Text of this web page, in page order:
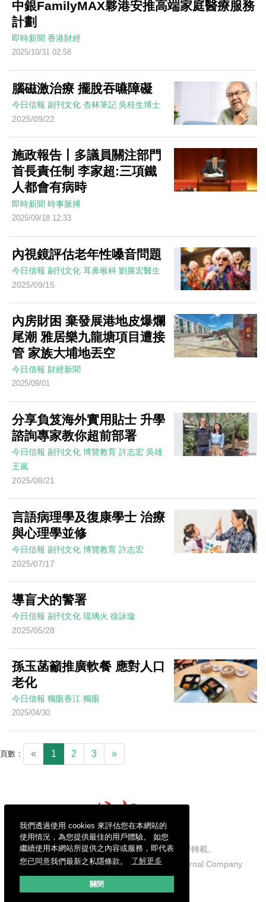
我們透過使用 cookies 來評估您在本網站的
使用情況，為您提供最佳的用戶體驗。 如您
繼續使用本網站所提供之內容或服務，即代表
您已同意我們最新之私隱條款。
了解更多
關閉
中銀FamilyMAX夥港安推高端家庭醫療服務
計劃
即時新聞 香港財經
2025/10/31 02:58
腦磁激治療 擺脫吞嚥障礙
今日信報 副刊文化 杏林筆記 吳桂生博士
2025/09/22
施政報告丨多議員關注部門
首長責任制 李家超:三項鐵
人都會有病時
即時新聞 時事脈搏
2025/09/18 12:33
內視鏡評估老年性嗓音問題
今日信報 副刊文化 耳鼻喉科 劉展宏醫生
2025/09/15
內房財困 棄發展港地皮爆爛
尾潮 雅居樂九龍塘項目遭接
管 家族大埔地丟空
今日信報 財經新聞
2025/09/01
分享負笈海外實用貼士 升學
諮詢專家教你超前部署
今日信報 副刊文化 博覽教育 許志宏 吳雄
王嵐
2025/08/21
言語病理學及復康學士 治療
與心理學並修
今日信報 副刊文化 博覽教育 許志宏
2025/07/17
導盲犬的警署
今日信報 副刊文化 琉璃火 徐詠璇
2025/05/28
孫玉菡籲推廣軟餐 應對人口
老化
今日信報 獨眼香江 獨眼
2025/04/30
頁數： « 1 2 3 »
信報財經新聞有限公司版權所有，不得轉載。
Copyright © 2026 Hong Kong Economic Journal Company
Limited. All rights reserved.